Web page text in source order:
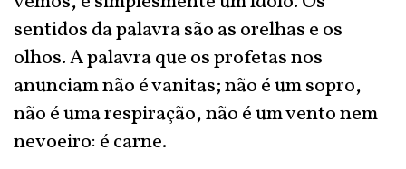
sentidos da palavra são as orelhas e os
olhos. A palavra que os profetas nos
anunciam não é vanitas; não é um sopro,
não é uma respiração, não é um vento nem
nevoeiro: é carne.